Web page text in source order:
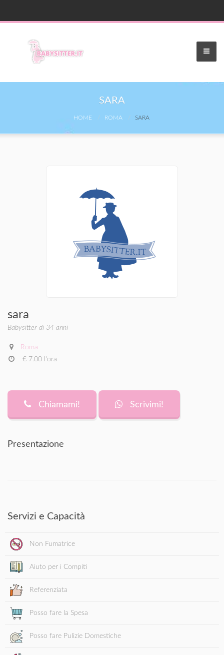
SARA
HOME ROMA SARA
sara
Babysitter di 34 anni
Roma
€ 7.00 l'ora
Chiamami! Scrivimi!
Presentazione
Servizi e Capacità
Non Fumatrice
Aiuto per i Compiti
Referenziata
Posso fare la Spesa
Posso fare Pulizie Domestiche